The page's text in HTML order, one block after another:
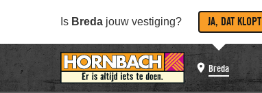
Is Breda jouw vestiging? JA, DAT KLOPT
Breda